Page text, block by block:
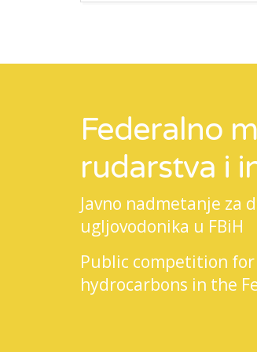
Federalno
rudarstva i
Javno nadmetanje za
ugljovodonika u FBiH
Public competition
hydrocarbons in the